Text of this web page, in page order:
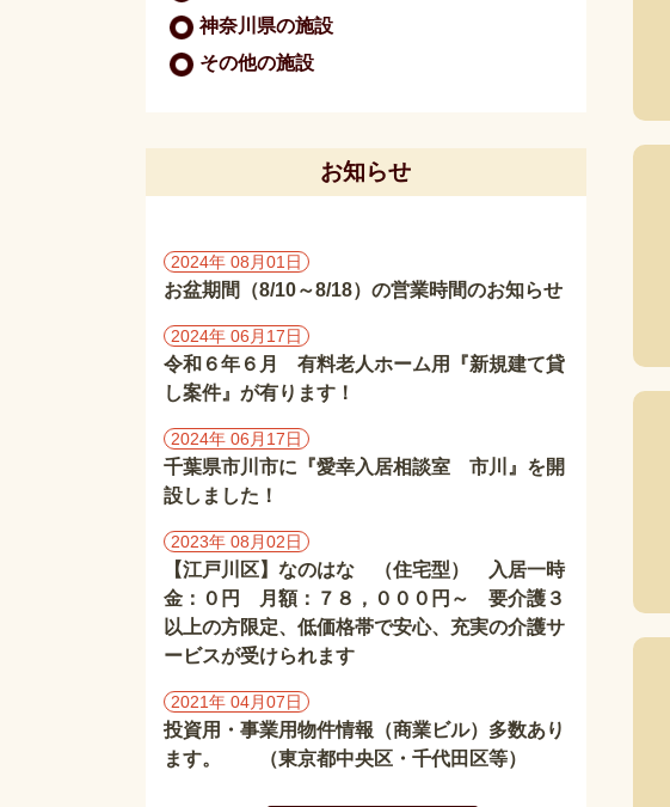
神奈川県の施設
その他の施設
お知らせ
2024年 08月01日
お盆期間（8/10～8/18）の営業時間のお知らせ
2024年 06月17日
令和６年６月 有料老人ホーム用『新規建て貸
し案件』が有ります！
2024年 06月17日
千葉県市川市に『愛幸入居相談室 市川』を開
設しました！
2023年 08月02日
【江戸川区】なのはな （住宅型） 入居一時
金：０円 月額：７８，０００円～ 要介護３
以上の方限定、低価格帯で安心、充実の介護サ
ービスが受けられます
2021年 04月07日
投資用・事業用物件情報（商業ビル）多数あり
ます。 （東京都中央区・千代田区等）